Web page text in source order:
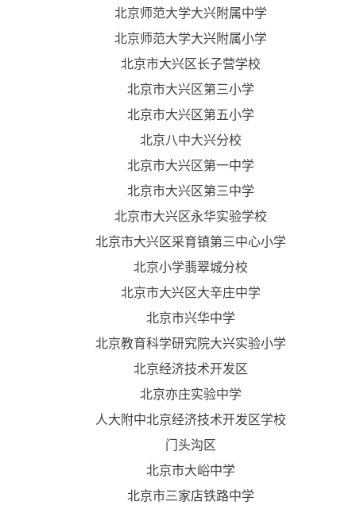
北京师范大学大兴附属中学
北京师范大学大兴附属小学
北京市大兴区长子营学校
北京市大兴区第三小学
北京市大兴区第五小学
北京八中大兴分校
北京市大兴区第一中学
北京市大兴区第三中学
北京市大兴区永华实验学校
北京市大兴区采育镇第三中心小学
北京小学翡翠城分校
北京市大兴区大辛庄中学
北京市兴华中学
北京教育科学研究院大兴实验小学
北京经济技术开发区
北京亦庄实验中学
人大附中北京经济技术开发区学校
门头沟区
北京市大峪中学
北京市三家店铁路中学